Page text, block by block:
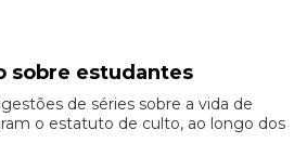
sobre estudantes
de séries sobre a vida de
o estatuto de culto, ao longo dos